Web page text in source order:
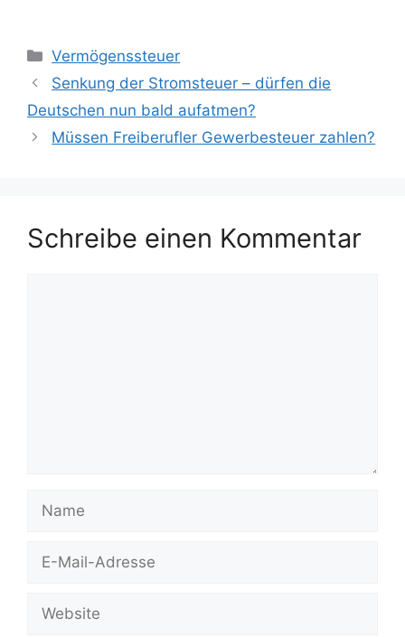
Kategorien
Vermögenssteuer
Senkung der Stromsteuer – dürfen die
Deutschen nun bald aufatmen?
Müssen Freiberufler Gewerbesteuer zahlen?
Schreibe einen Kommentar
Mail-